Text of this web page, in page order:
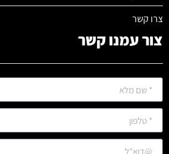
צרו קשר
צור עמנו קשר